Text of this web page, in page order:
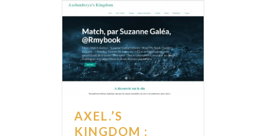
AXEL.’S
KINGDOM :